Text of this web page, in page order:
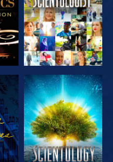
SERIE
ENTDECKEN